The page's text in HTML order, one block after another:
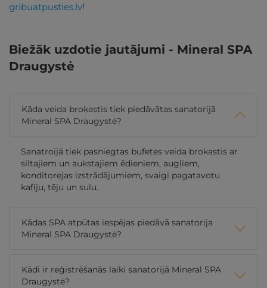
gribuatpusties.lv!
Biežāk uzdotie jautājumi - Mineral SPA
Draugystė
Kāda veida brokastis tiek piedāvātas sanatorijā
Mineral SPA Draugystė?
Sanatroijā tiek pasniegtas bufetes veida brokastis ar
siltajiem un aukstajiem ēdieniem, augļiem,
konditorejas izstrādājumiem, svaigi pagatavotu
kafiju, tēju un sulu.
Kādas SPA atpūtas iespējas piedāvā sanatorija
Mineral SPA Draugystė?
Kādi ir reģistrēšanās laiki sanatorijā Mineral SPA
Draugystė?